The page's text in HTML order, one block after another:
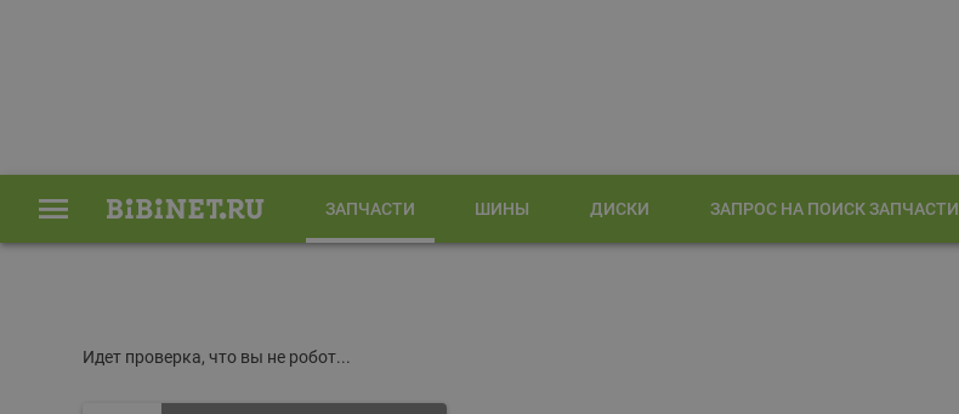
ЗАПЧАСТИ ШИНЫ ДИСКИ ЗАПРОС НА ПОИСК ЗАПЧАСТИ
Идет проверка, что вы не робот...